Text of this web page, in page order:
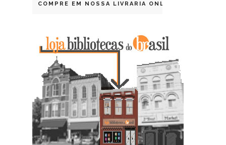
COMPRE EM NOSSA LIVRARIA ONLINE